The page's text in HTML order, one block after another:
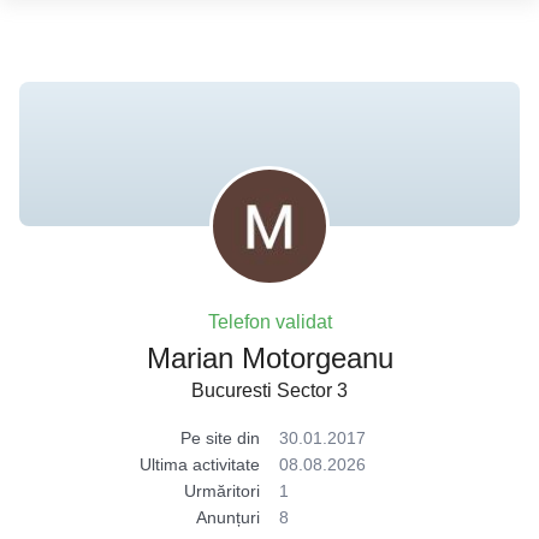
Telefon validat
Marian Motorgeanu
Bucuresti Sector 3
Pe site din
30.01.2017
Ultima activitate
08.08.2026
Urmăritori
1
Anunțuri
8